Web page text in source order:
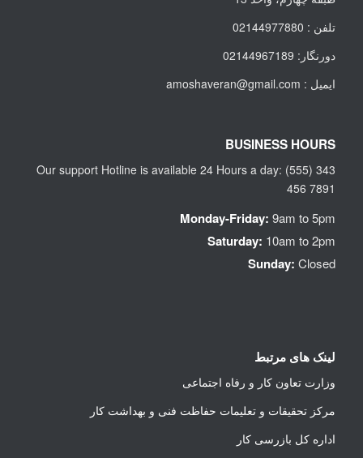
تلفن : 02144977880
دورنگار: 02144967189
ایمیل : amoshaveran@gmail.com
BUSINESS HOURS
Our support Hotline is available 24 Hours a day: (555) 343
456 7891
Monday-Friday:9am to 5pm
Saturday: 10am to 2pm
Sunday:Closed
لینک های مرتبط
وزارت تعاون کار و رفاه اجتماعی
مرکز تحقیقات و تعلیمات حفاظت فنی و بهداشت کار
اداره کل بازرسی کار